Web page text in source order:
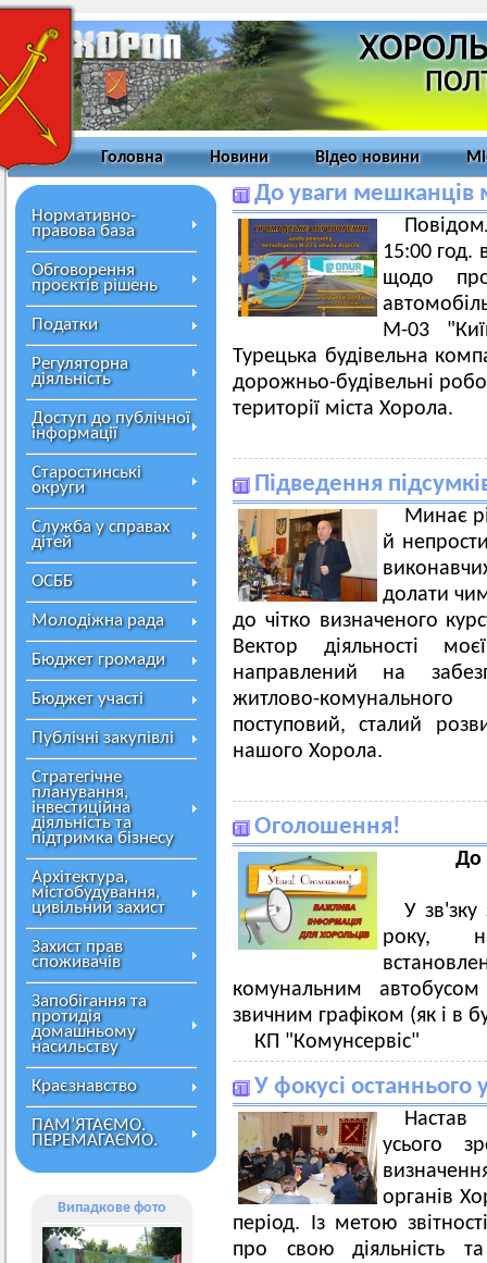
Головна Новини Відео новини
Нормативно-
правова база
Обговорення
проєктів рішень
Податки
Регуляторна
діяльність
Доступ до публічної
інформації
Старостинські
округи
Служба у справах
дітей
ОСББ
Молодіжна рада
Бюджет громади
Бюджет участі
Публічні закупівлі
Стратегічне
планування,
інвестиційна
діяльність та
підтримка бізнесу
Архітектура,
містобудування,
цивільний захист
Захист прав
споживачів
Запобігання та
протидія
домашньому
насильству
Краєзнавство
ПАМ’ЯТАЄМО.
ПЕРЕМАГАЄМО.
Випадкове фото
До уваги мешканців
15:00 год.
щодо
М-03
Турецька будівельна
дорожньо-будівельні
території міста Хорола.
Підведення
Минає
й
долати
до чітко визначеного
Вектор діяльності
направлений на
житлово-
поступовий, сталий
нашого Хорола.
Оголошення!
До
У
року,
комунальним
звичним графіком (як і в
КП "Комунсервіс"
У фокусі останнього
Настав
усього
органів
період. Із метою
про свою діяльність та